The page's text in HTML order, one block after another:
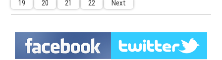
19
20 21 22 Next